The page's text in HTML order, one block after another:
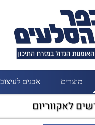
מוצרים אבנים לעיצוב
לאקווריום